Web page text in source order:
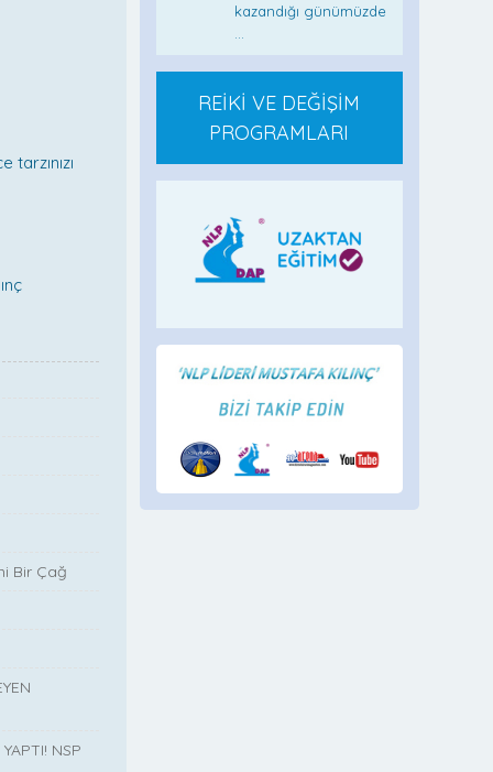
Bir Çağ
NSP
kazandığı günümüzde
...
REİKİ VE DEĞİŞİM
PROGRAMLARI